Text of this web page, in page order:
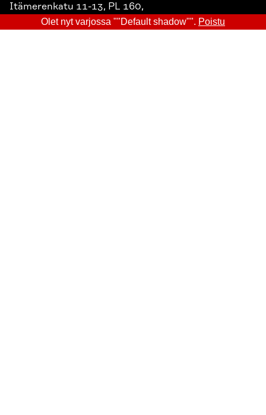
Itämerenkatu 11-13, PL 160,
00181 Helsinki
Olet nyt varjossa ""Default shadow"". Poistu